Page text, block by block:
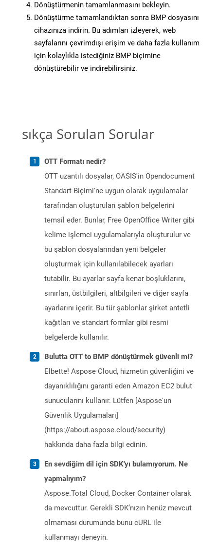
Dönüştürmenin tamamlanmasını bekleyin.
Dönüştürme tamamlandıktan sonra BMP dosyasını
cihazınıza indirin. Bu adımları izleyerek, web
sayfalarını çevrimdışı erişim ve daha fazla kullanım
için kolaylıkla istediğiniz BMP biçimine
dönüştürebilir ve indirebilirsiniz.
sıkça Sorulan Sorular
OTT Formatı nedir?
OTT uzantılı dosyalar, OASIS'in Opendocument
Standart Biçimi'ne uygun olarak uygulamalar
tarafından oluşturulan şablon belgelerini
temsil eder. Bunlar, Free OpenOffice Writer gibi
kelime işlemci uygulamalarıyla oluşturulur ve
bu şablon dosyalarından yeni belgeler
oluşturmak için kullanılabilecek ayarları
tutabilir. Bu ayarlar sayfa kenar boşluklarını,
sınırları, üstbilgileri, altbilgileri ve diğer sayfa
ayarlarını içerir. Bu tür şablonlar şirket antetli
kağıtları ve standart formlar gibi resmi
belgelerde kullanılır.
Bulutta OTT to BMP dönüştürmek güvenli mi?
Elbette! Aspose Cloud, hizmetin güvenliğini ve
dayanıklılığını garanti eden Amazon EC2 bulut
sunucularını kullanır. Lütfen [Aspose'un
Güvenlik Uygulamaları]
(https://about.aspose.cloud/security)
hakkında daha fazla bilgi edinin.
En sevdiğim dil için SDK'yı bulamıyorum. Ne
yapmalıyım?
Aspose.Total Cloud, Docker Container olarak
da mevcuttur. Gerekli SDK’nızın henüz mevcut
olmaması durumunda bunu cURL ile
kullanmayı deneyin.